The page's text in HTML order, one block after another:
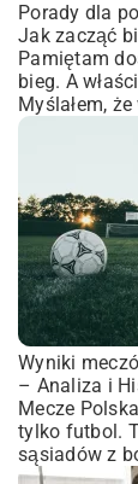
Porady dla
Jak zacząć
Pamiętam
bieg. A
Myślałem,
Wyniki
– Analiza i
Mecze
tylko futbol.
sąsiadów z